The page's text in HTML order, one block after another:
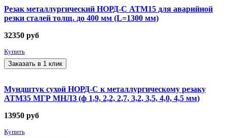
Резак металлургический НОРД-С АТМ15 для аварийной
резки сталей толщ. до 400 мм (L=1300 мм)
32350 руб
Купить
Заказать в 1 клик
Мундштук сухой НОРД-С к металлургическому резаку
АТМ35 МГР МНЛЗ (ф 1,9, 2,2, 2,7, 3,2, 3,5, 4,0, 4,5 мм)
13950 руб
Купить